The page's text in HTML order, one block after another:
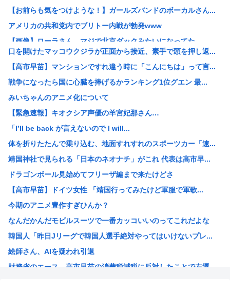
【お前らも気をつけような！】ガールズバンドのボーカルさん...
アメリカの共和党内でブリトー内戦が勃発www
【画像】ローラさん、マジで北京ダックみたいになってた
警視庁の担当者「飯塚幸三を逮捕しなくていい理由を考えるた...
財務省のエース、高市早苗の消費税減税に反対したことで左遷...
【高市早苗】靖国神社「神社内で日本軍の服着たりするのやめ...
【悲報】レズ「女と付き合うの地獄すぎる、男はどうやって耐...
【悲報】八王子の夏祭り、衛生管理終わってた
【悲報】ショートスリーパー堀、誹謗中傷を受けて突然泣き出...
【放送事故】秋田県のオンライン会見、職員が『バスローブ姿...
台風15号｢チャンホン｣の進路なんやねんこれ
【悲報】「シャトレーゼ」とか言う店名、フランス人に馬鹿に...
琵琶湖三市同時花火大会、開催中止を発表 場所時刻不明・許...
高市早苗のニュース記事、コメント欄閉鎖…
【悲報】令和最新の浴衣、痴女呼ばわりされる
先日エアコンの効きが悪いと右往左往してた奴やが
【悲報】鬼滅があそこまでヒットしたのってやっぱ「ノイズ」...
口を開けたマッコウクジラが正面から接近、素手で頭を押し返...
【高市早苗】マンションですれ違う時に「こんにちは」って言...
戦争になったら国に心臓を捧げるかランキング1位グエン 最...
みいちゃんのアニメ化について
【緊急速報】キオクシア声優の羊宮妃那さん…
「I’ll be back が言えないので I will...
体を折りたたんで乗り込む、地面すれすれのスポーツカー「速...
靖国神社で見られる「日本のネオナチ」がこれ 代表は高市早...
ドラゴンボール見始めてフリーザ編まで来たけどさ
【高市早苗】ドイツ女性 「靖国行ってみたけど軍服で軍歌...
今期のアニメ豊作すぎひんか？
なんだかんだモビルスーツで一番カッコいいのってこれだよな
韓国人「昨日Jリーグで韓国人選手絶対やってはいけないプレ...
絵師さん、AIを疑われ引退
財務省のエース、高市早苗の消費税減税に反対したことで左遷...